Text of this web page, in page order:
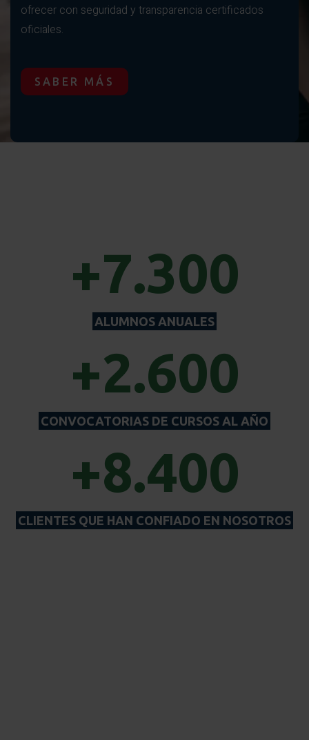
ofrecer con seguridad y transparencia certificados
oficiales.
SABER MÁS
+7.300
ALUMNOS ANUALES
+2.600
CONVOCATORIAS DE CURSOS AL AÑO
+8.400
CLIENTES QUE HAN CONFIADO EN NOSOTROS